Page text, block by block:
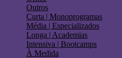
Outros
Curta | Monoprogramas
Média | Especializados
Longa | Academias
Intensiva | Bootcamps
À Medida